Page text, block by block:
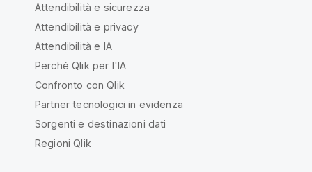
Attendibilità e sicurezza
Attendibilità e privacy
Attendibilità e IA
Perché Qlik per l'IA
Confronto con Qlik
Partner tecnologici in evidenza
Sorgenti e destinazioni dati
Regioni Qlik